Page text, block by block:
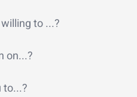
to ...?
on...?
to...?